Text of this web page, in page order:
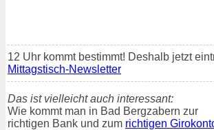
12 Uhr kommt bestimmt! Deshalb jetzt
Mittagstisch-Newsletter
Das ist vielleicht auch interessant:
Wie kommt man in Bad Bergzabern zur
richtigen Bank und zum richtigen